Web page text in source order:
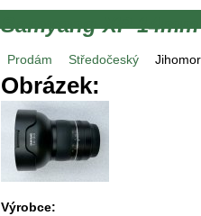
Samyang XP
Prodám Středočeský
Obrázek:
Výrobce: